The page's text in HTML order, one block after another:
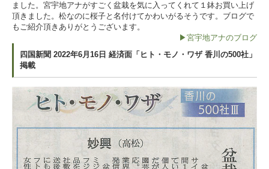
ました。宮宇地アナがすごく盆栽を気に入ってくれて１鉢お買い上げ
頂きました。松なのに桜子と名付けてかわいがるそうです。ブログで
もご紹介頂きありがとうございます。
▶宮宇地アナのブログ
四国新聞 2022年6月16日 経済面「ヒト・モノ・ワザ 香川の500社」
掲載